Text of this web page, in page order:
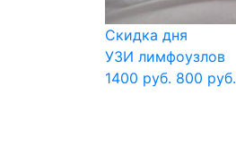
Скидка дня
УЗИ лимфоузлов
1400 руб. 800 руб.